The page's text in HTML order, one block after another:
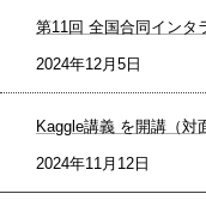
第11回 全国合同インタ
2024年12月5日
Kaggle講義 を開講（対
2024年11月12日